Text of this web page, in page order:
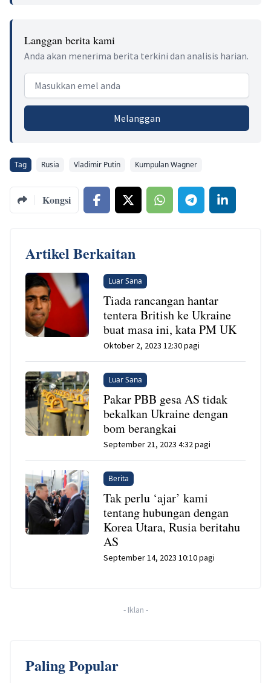
Langgan berita kami
Anda akan menerima berita terkini dan analisis harian.
Email address
Melanggan
Tag Rusia Vladimir Putin Kumpulan Wagner
Kongsi
Artikel Berkaitan
Luar Sana
Tiada rancangan hantar
tentera British ke Ukraine
buat masa ini, kata PM UK
Oktober 2, 2023 12:30 pagi
Luar Sana
Pakar PBB gesa AS tidak
bekalkan Ukraine dengan
bom berangkai
September 21, 2023 4:32 pagi
Berita
Tak perlu ‘ajar’ kami
tentang hubungan dengan
Korea Utara, Rusia beritahu
AS
September 14, 2023 10:10 pagi
- Iklan -
Paling Popular